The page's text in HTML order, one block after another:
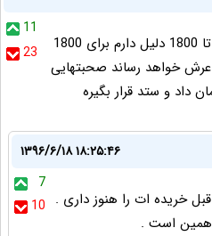
11
23
دلار بزودی میاد پائین به نظرم تا 1800 دلیل دارم برای 1800
خواهد رساند صحبتهایی
داد و ستد قرار بگیره
۱۳۹۶/۶/۱۸ ۱۸:۲۵:۴۶
7
10 خریده ات را هنوز داری .
همین است .